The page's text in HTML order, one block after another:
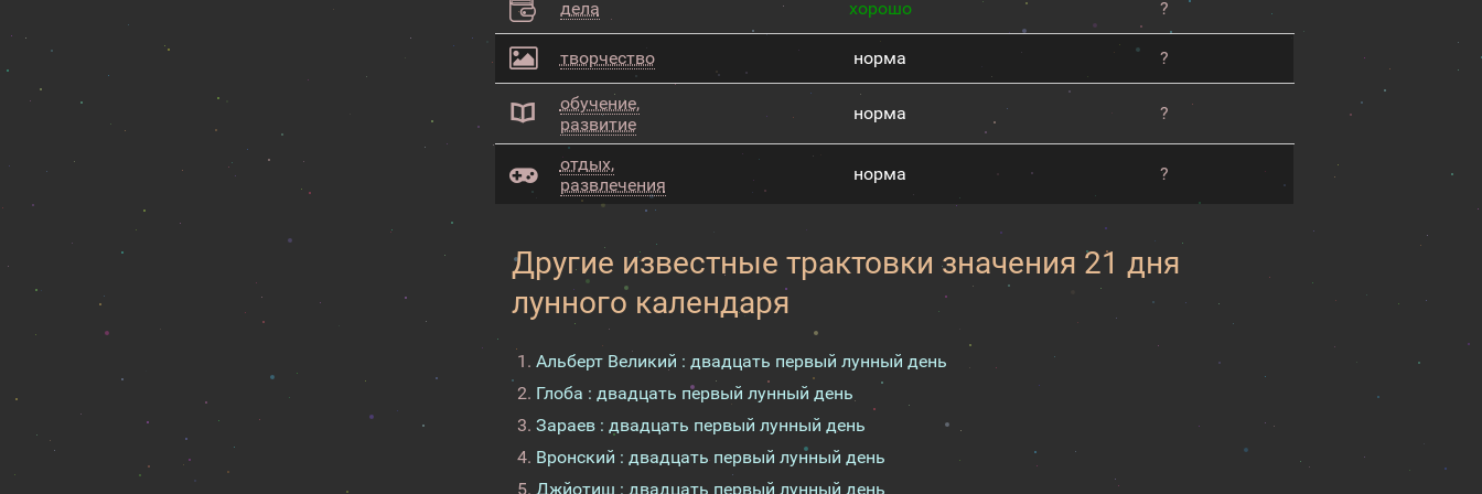
дела хорошо ?
творчество норма ?
обучение,
развитие
норма ?
отдых,
развлечения
норма ?
Другие известные трактовки значения 21 дня
лунного календаря
Альберт Великий : двадцать первый лунный день
Глоба : двадцать первый лунный день
Зараев : двадцать первый лунный день
Вронский : двадцать первый лунный день
Джйотиш : двадцать первый лунный день